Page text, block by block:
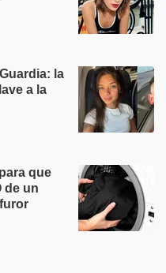
la
a la
que
de un